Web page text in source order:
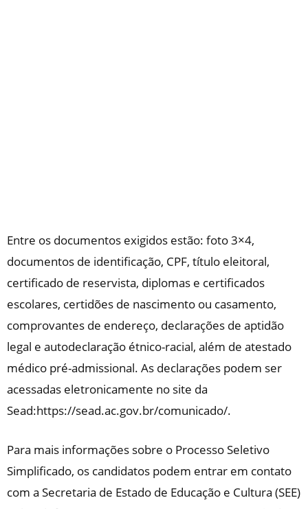
Entre os documentos exigidos estão: foto 3×4,
documentos de identificação, CPF, título eleitoral,
certificado de reservista, diplomas e certificados
escolares, certidões de nascimento ou casamento,
comprovantes de endereço, declarações de aptidão
legal e autodeclaração étnico-racial, além de atestado
médico pré-admissional. As declarações podem ser
acessadas eletronicamente no site da
Sead:https://sead.ac.gov.br/comunicado/.
Para mais informações sobre o Processo Seletivo
Simplificado, os candidatos podem entrar em contato
com a Secretaria de Estado de Educação e Cultura (SEE)